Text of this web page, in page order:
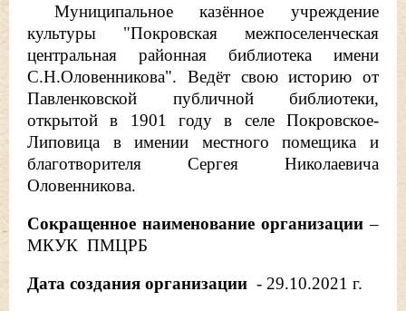
Муниципальное казённое учреждение
культуры "Покровская межпоселенческая
центральная районная библиотека имени
С.Н.Оловенникова". Ведёт свою историю от
Павленковской публичной библиотеки,
открытой в 1901 году в селе Покровское-
Липовица в имении местного помещика и
благотворителя Сергея Николаевича
Оловенникова.
Сокращенное наименование организации –
МКУК ПМЦРБ
Дата создания организации - 29.10.2021 г.